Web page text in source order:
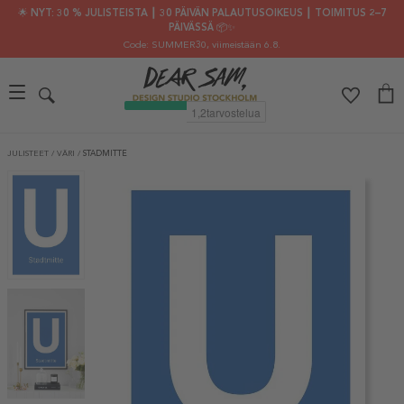
🌟 NYT: 30 % JULISTEISTA ┃ 30 PÄIVÄN PALAUTUSOIKEUS ┃ TOIMITUS 2–7
PÄIVÄSSÄ 📦✨
Code: SUMMER30, viimeistään 6.8.
JULISTEET / VÄRI / STADMITTE